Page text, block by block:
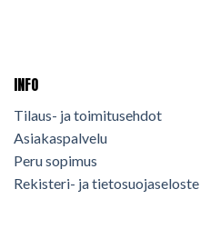
INFO
Tilaus- ja toimitusehdot
Asiakaspalvelu
Peru sopimus
Rekisteri- ja tietosuojaseloste